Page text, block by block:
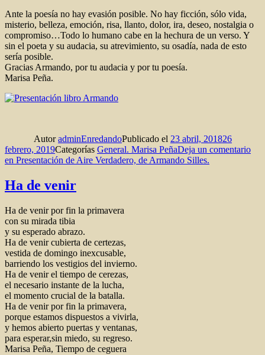
Ante la poesía no hay evasión posible. No hay ficción, sólo vida,
misterio, belleza, emoción, risa, llanto, dolor, ira, deseo, nostalgia o
compromiso…Todo lo humano cabe en la hechura de un verso. Y
sin el poeta y su audacia, su atrevimiento, su osadía, nada de esto
sería posible.
Gracias Armando, por tu audacia y por tu poesía.
Marisa Peña.
AutoradminEnredandoPublicado el 23 abril, 201826
febrero, 2019Categorías General. Marisa PeñaDeja un comentario
en Presentación de Aire Verdadero, de Armando Silles.
Ha de venir
Ha de venir por fin la primavera
con su mirada tibia
y su esperado abrazo.
Ha de venir cubierta de certezas,
vestida de domingo inexcusable,
barriendo los vestigios del invierno.
Ha de venir el tiempo de cerezas,
el necesario instante de la lucha,
el momento crucial de la batalla.
Ha de venir por fin la primavera,
porque estamos dispuestos a vivirla,
y hemos abierto puertas y ventanas,
para esperar,sin miedo, su regreso.
Marisa Peña, Tiempo de ceguera